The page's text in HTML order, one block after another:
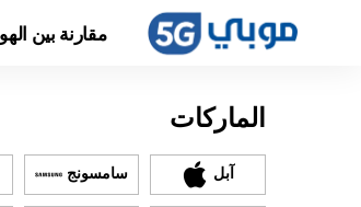
مقارنة بين
الماركات
آبل سامسونج